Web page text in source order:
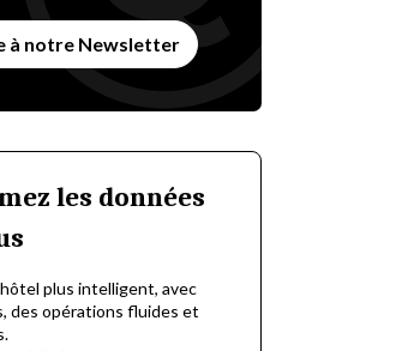
à notre Newsletter
les données
plus intelligent, avec
des opérations fluides et